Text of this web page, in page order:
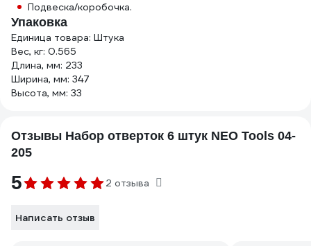
Подвеска/коробочка.
Упаковка
Единица товара: Штука
Вес, кг: 0.565
Длина, мм: 233
Ширина, мм: 347
Высота, мм: 33
Отзывы Набор отверток 6 штук NEO Tools 04-
205
5 2 отзыва
Написать отзыв